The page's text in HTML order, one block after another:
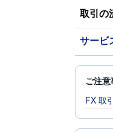
取引の
サービ
ご注
FX 取